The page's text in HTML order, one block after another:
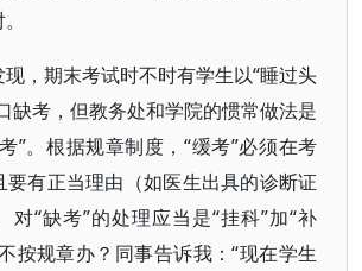
现，期末考试时不时有学生以“睡过头
缺考，但教务处和学院的惯常做法是
”。根据规章制度，“缓考”必须在考
要有正当理由（如医生出具的诊断证
对“缺考”的处理应当是“挂科”加“补
按规章办？同事告诉我：“现在学生